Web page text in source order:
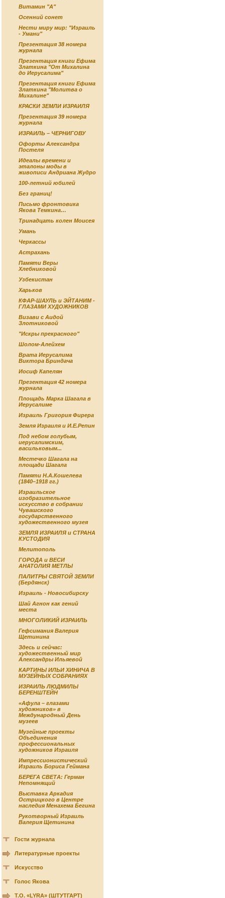
Витамин "А"
Осенний сонет
Нести миру мир: "Израиль
- Умани"
Презентация 38 номера
журнала
Презентация книги Ефима
Златкина "От Михалина
до Иерусалима"
Презентация книги Ефима
Златкина "Молитва о
Михалине"
КРАСКИ ЗЕМЛИ ИЗРАИЛЯ
Презентация 39 номера
журнала
ИЗРАИЛЬ – ЧЕРНИГОВУ
Офорты Александра
Постеля
Идеалы времени и
эталоны моды в
живописи Андриана Жудро
100-летний юбилей
Без границ!
Письмо фронтовика
Якова Темкина…
Тринадцать колен Моисея
Умань
Черкассы
Астрахань
Памяти Веры
Хлебниковой
Узбекистан
Харьков
КФАР-ШАУЛЬ и ЭЙТАНИМ -
ГЛАЗАМИ ХУДОЖНИКОВ
Визави с Аидой
Злотниковой
"Искры прекрасного"
Шолом-Алейхем
Врата Иерусалима
Виктора Бриндача
Иосиф Капелян
Презентация 42 номера
журнала
Площадь Марка Шагала в
Иерусалиме
Израиль Григория Фирера
Земля Израиля и И.Е.Репин
Под небом голубым,
иерусалимским,
васильковым...
Местечко Шагала на
площади Шагала
Памяти Н.А.Кошелева
(1840–1918 гг.)
Израильское
изобразительное
искусство в собрании
Чувашского
государственного
художественного музея
ЗЕМЛЯ ИЗРАИЛЯ и СТРАНА
КУСТОДИЯ
Мелитополь
ГОРОДА и ВЕСИ
АНАТОЛИЯ МЕТЛЫ
ПАЛИТРЫ СВЯТОЙ ЗЕМЛИ
(Бердянск)
Израиль - Новосибирску
Шай Агнон как гений
места
МНОГОЛИКИЙ ИЗРАИЛЬ
Гефсимания Валерия
Щетинина
Здесь и сейчас:
художественный мир
Александры Ильяевой
КАРТИНЫ ИЛЬИ ХИНИЧА В
МУЗЕЙНЫХ СОБРАНИЯХ
ИЗРАИЛЬ ЛЮДМИЛЫ
БЕРЕНШТЕЙН
«Афула – глазами
художников» в
Международный День
музеев
Музейные проекты
Объединения
профессиональных
художников Израиля
Импрессионистический
Израиль Бориса Геймана
БЕРЕГА СВЕТА: Герман
Непомнящий
Выставка Аркадия
Острицкого в Центре
наследия Менахема Бегина
Рукотворный Израиль
Валерия Щетинина
Гости журнала
Литературные проекты
Искусство
Голос Якова
Т.О. «LYRA» (ШТУТГАРТ)